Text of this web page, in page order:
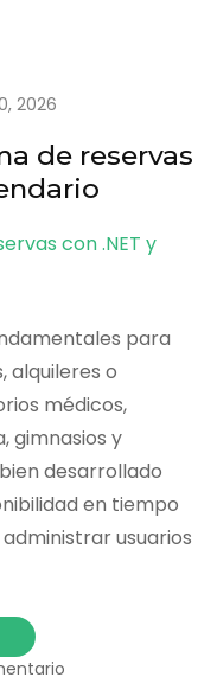
.NET
MAUI
2026
de reservas
para
alquileres o
médicos,
gimnasios y
desarrollado
en tiempo
usuarios